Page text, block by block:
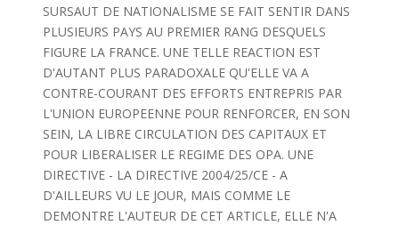
SURSAUT DE NATIONALISME SE FAIT SENTIR DANS
PLUSIEURS PAYS AU PREMIER RANG DESQUELS
FIGURE LA FRANCE. UNE TELLE REACTION EST
D'AUTANT PLUS PARADOXALE QU'ELLE VA A
CONTRE-COURANT DES EFFORTS ENTREPRIS PAR
L'UNION EUROPEENNE POUR RENFORCER, EN SON
SEIN, LA LIBRE CIRCULATION DES CAPITAUX ET
POUR LIBERALISER LE REGIME DES OPA. UNE
DIRECTIVE - LA DIRECTIVE 2004/25/CE - A
D'AILLEURS VU LE JOUR, MAIS COMME LE
DEMONTRE L'AUTEUR DE CET ARTICLE, ELLE N'A